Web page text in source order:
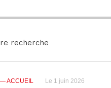
recherche
— ACCUEIL Le 1 juin 2026